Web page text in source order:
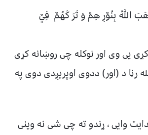
اللَّهُ بِنُوٌرِ هِمٌ وَ تَرَ كَهُمٌ فِيٌ
یی وی اور نوکله چی روښانه کړی
د (اور) ددوی اوپریږدی دوی په
وایی ، ړندو ته چی شی نه وینی